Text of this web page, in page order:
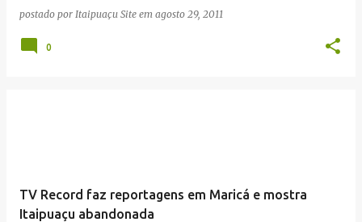
postado por Itaipuaçu Site em agosto 29, 2011
0
TV Record faz reportagens em Maricá e mostra
Itaipuaçu abandonada